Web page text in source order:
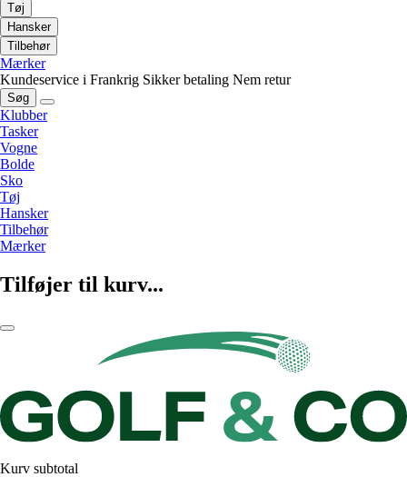
Tøj
Hansker
Tilbehør
Mærker
Kundeservice i Frankrig Sikker betaling Nem retur
Søg
Klubber
Tasker
Vogne
Bolde
Sko
Tøj
Hansker
Tilbehør
Mærker
Tilføjer til kurv...
Kurv subtotal